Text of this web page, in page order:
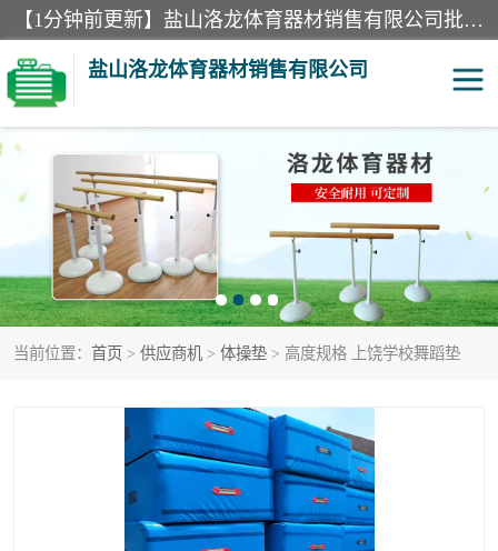
【1分钟前更新】盐山洛龙体育器材销售有限公司批量供应：300米障碍器材、400米障碍器材、部队训练器材、双杠、体操垫、舞蹈把杆等产品。盐山洛龙体育器材销售有限公司经过多年的发展，集研发，生产，销售，售后服务为一体. 奉行“质量，信誉，服务”的宗旨，以开拓创新的精神和真诚守信的态度积极进取。
盐山洛龙体育器材销售有限公司
当前位置： 首页 > 供应商机 > 体操垫 > 高度规格 上饶学校舞蹈垫
单双杠 舞蹈把杆
400米障碍器材 体操垫
300米障碍器材 攀爬架
塑胶跑道 400米障碍器材1
警犬训练器材 心理行为训练器材